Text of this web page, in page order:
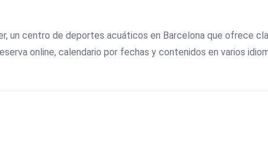
un centro de deportes acuáticos en Barcelona que ofrece
online, calendario por fechas y contenidos en varios